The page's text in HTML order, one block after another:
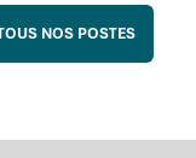
NOS POSTES